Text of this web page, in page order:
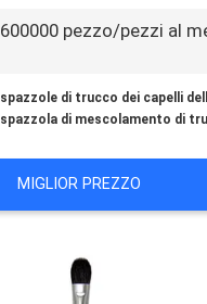
600000 pezzo/pezzi al
spazzole di trucco dei capelli
spazzola di mescolamento di
MIGLIOR PREZZO